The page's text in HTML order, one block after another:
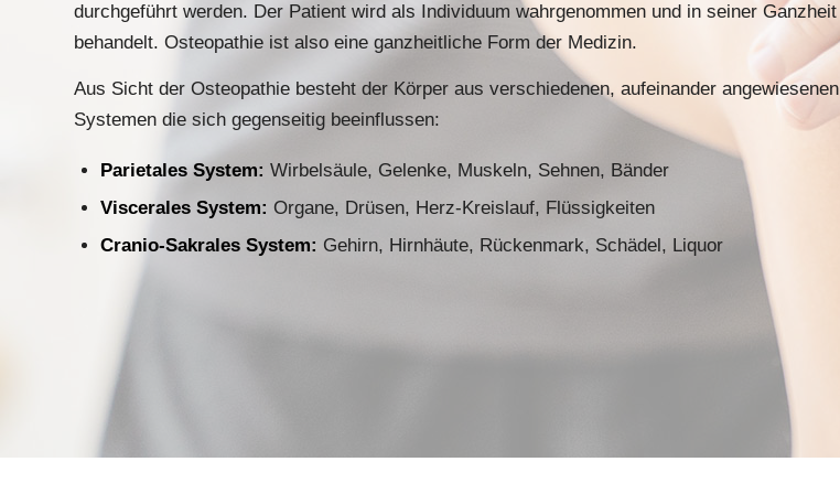
durchgeführt werden. Der Patient wird als Individuum wahrgenommen und in seiner Ganzheit
behandelt. Osteopathie ist also eine ganzheitliche Form der Medizin.
Aus Sicht der Osteopathie besteht der Körper aus verschiedenen, aufeinander angewiesenen
Systemen die sich gegenseitig beeinflussen:
Parietales System: Wirbelsäule, Gelenke, Muskeln, Sehnen, Bänder
Viscerales System: Organe, Drüsen, Herz-Kreislauf, Flüssigkeiten
Cranio-Sakrales System: Gehirn, Hirnhäute, Rückenmark, Schädel, Liquor